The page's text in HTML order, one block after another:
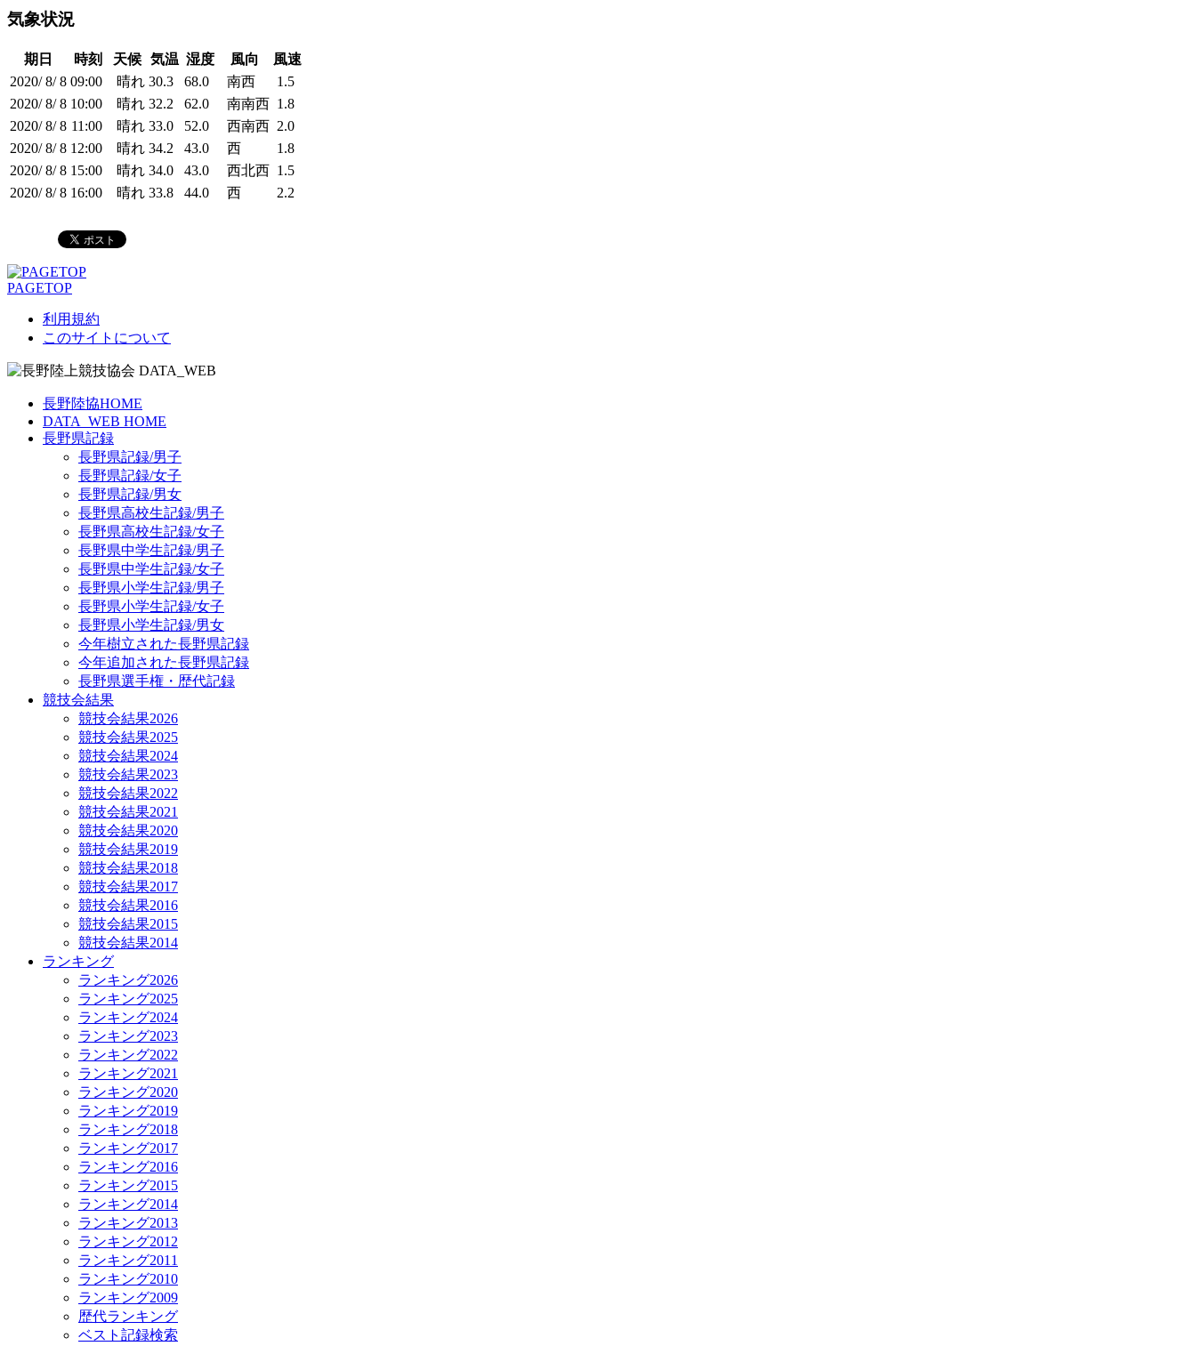
気象状況
期日 時刻 天候 気温 湿度 風向
風速
2020/ 8/ 8 09:00 晴れ 30.3 68.0 南西
1.5
2020/ 8/ 8 10:00 晴れ 32.2 62.0 南南西 1.8
2020/ 8/ 8 11:00 晴れ 33.0 52.0 西南西 2.0
2020/ 8/ 8 12:00 晴れ 34.2 43.0 西
1.8
2020/ 8/ 8 15:00 晴れ 34.0 43.0 西北西 1.5
2020/ 8/ 8 16:00 晴れ 33.8 44.0 西 2.2
PAGETOP
利用規約
このサイトについて
長野陸協HOME
DATA_WEB HOME
長野県記録
長野県記録/男子
長野県記録/女子
長野県記録/男女
長野県高校生記録/男子
長野県高校生記録/女子
長野県中学生記録/男子
長野県中学生記録/女子
長野県小学生記録/男子
長野県小学生記録/女子
長野県小学生記録/男女
今年樹立された長野県記録
今年追加された長野県記録
長野県選手権・歴代記録
競技会結果
競技会結果2026
競技会結果2025
競技会結果2024
競技会結果2023
競技会結果2022
競技会結果2021
競技会結果2020
競技会結果2019
競技会結果2018
競技会結果2017
競技会結果2016
競技会結果2015
競技会結果2014
ランキング
ランキング2026
ランキング2025
ランキング2024
ランキング2023
ランキング2022
ランキング2021
ランキング2020
ランキング2019
ランキング2018
ランキング2017
ランキング2016
ランキング2015
ランキング2014
ランキング2013
ランキング2012
ランキング2011
ランキング2010
ランキング2009
歴代ランキング
ベスト記録検索